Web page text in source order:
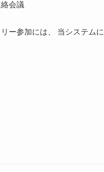
会議
ー参加には、 当システム